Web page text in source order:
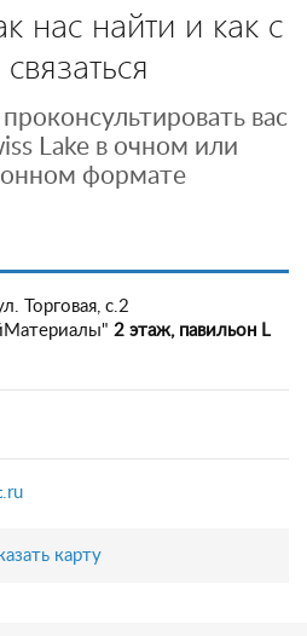
нас найти и как с
вас
Lake в очном или
формате
Торговая, с.2
2 этаж, павильон L
карту